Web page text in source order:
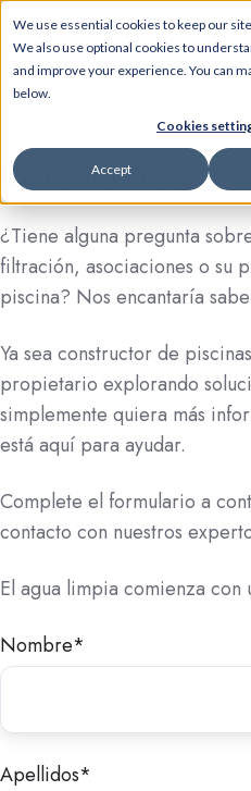
We use essential cookies to keep our
We also use optional cookies to
and improve your experience. You can
below.
Cookies
Accept
Contáctenos
¿Tiene alguna pregunta
filtración, asociaciones o su
piscina? Nos encantaría
Ya sea constructor de
propietario explorando
simplemente quiera más
está aquí para ayudar.
Complete el formulario a
contacto con nuestros
El agua limpia comienza con
Nombre*
Apellidos*